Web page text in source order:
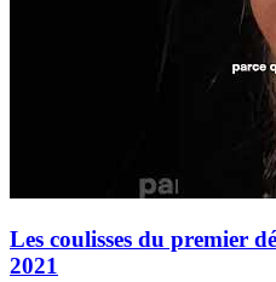
Les coulisses du premier
2021